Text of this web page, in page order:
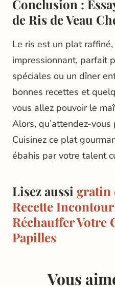
Conclusion :
de Ris de Veau
Le ris est un plat
impressionnant, parfait
spéciales ou un dîner
bonnes recettes et
vous allez pouvoir le
Alors, qu’attendez-vous
Cuisinez ce plat
ébahis par votre talent
Lisez aussi gratin
Recette
Réchauffer Votre
Papilles
Vous